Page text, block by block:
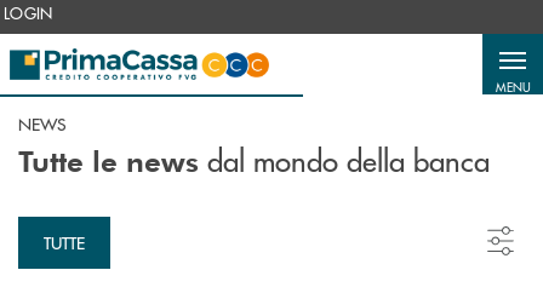
Salta al contenuto principale
LOGIN
MENU
NEWS
Tutte le news dal mondo della banca
TUTTE